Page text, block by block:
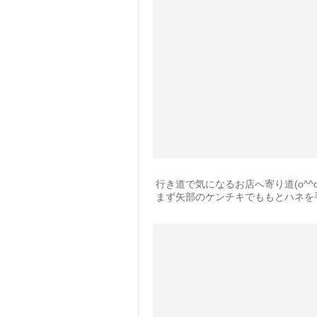
行き道で気になるお店へ寄り道
まず矢部のケンチキでももとハネを